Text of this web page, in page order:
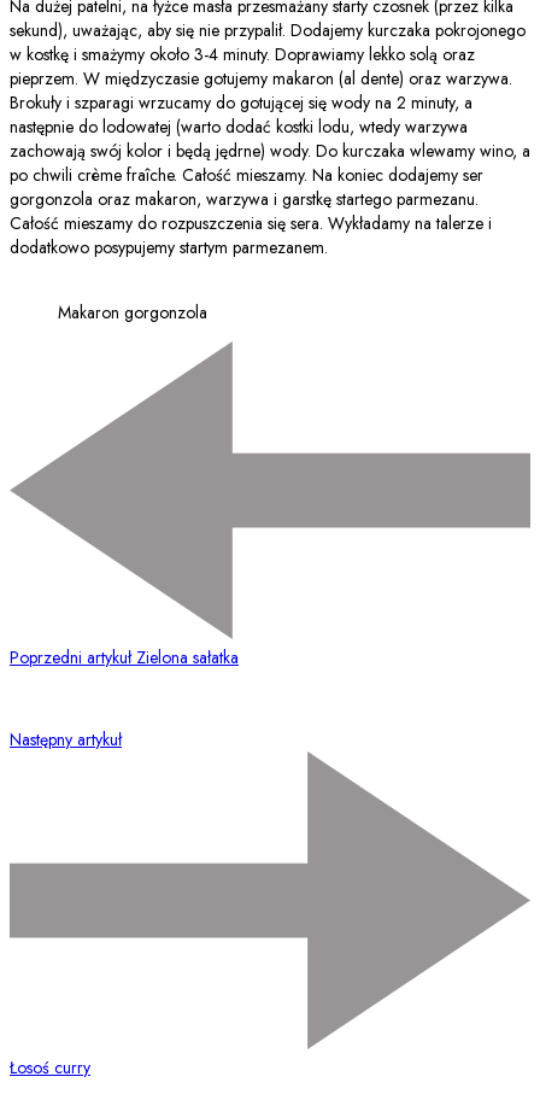
Na dużej patelni, na łyżce masła przesmażany starty czosnek (przez kilka
sekund), uważając, aby się nie przypalił. Dodajemy kurczaka pokrojonego
w kostkę i smażymy około 3-4 minuty. Doprawiamy lekko solą oraz
pieprzem. W międzyczasie gotujemy makaron (al dente) oraz warzywa.
Brokuły i szparagi wrzucamy do gotującej się wody na 2 minuty, a
następnie do lodowatej (warto dodać kostki lodu, wtedy warzywa
zachowają swój kolor i będą jędrne) wody. Do kurczaka wlewamy wino, a
po chwili crème fraîche. Całość mieszamy. Na koniec dodajemy ser
gorgonzola oraz makaron, warzywa i garstkę startego parmezanu.
Całość mieszamy do rozpuszczenia się sera. Wykładamy na talerze i
dodatkowo posypujemy startym parmezanem.
Makaron gorgonzola
Poprzedni artykuł Zielona sałatka
Następny artykuł
Łosoś curry